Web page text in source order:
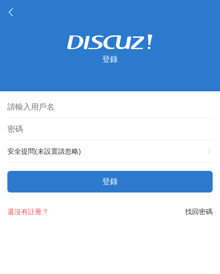
登錄
安全提問(未設置請忽略)
登錄
找回密碼
還沒有註冊？